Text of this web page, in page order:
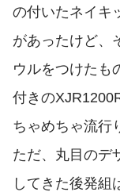
の付いたネイキ
があったけど、
ウルをつけたも
付きの
ちゃめちゃ流行
ただ、丸目のデ
してきた後発組